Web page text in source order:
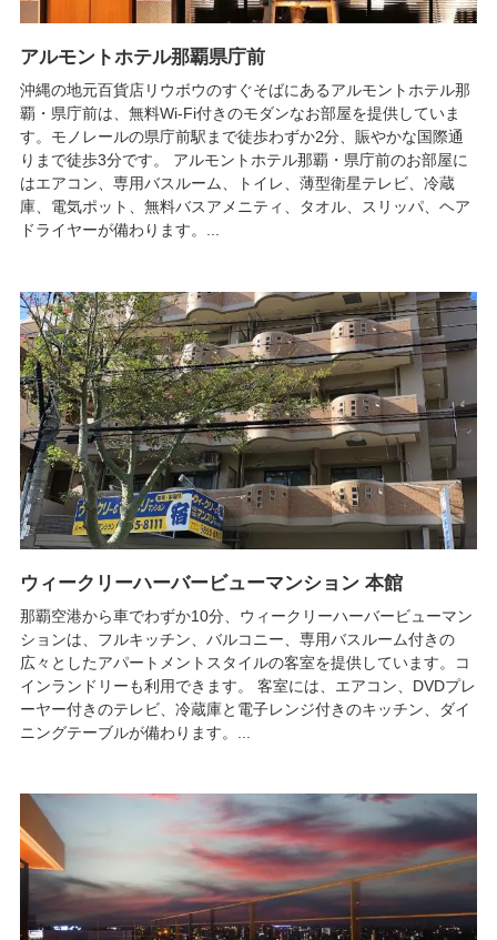
アルモントホテル那覇県庁前
沖縄の地元百貨店リウボウのすぐそばにあるアルモントホテル那
覇・県庁前は、無料Wi-Fi付きのモダンなお部屋を提供していま
す。モノレールの県庁前駅まで徒歩わずか2分、賑やかな国際通
りまで徒歩3分です。 アルモントホテル那覇・県庁前のお部屋に
はエアコン、専用バスルーム、トイレ、薄型衛星テレビ、冷蔵
庫、電気ポット、無料バスアメニティ、タオル、スリッパ、ヘア
ドライヤーが備わります。...
ウィークリーハーバービューマンション 本館
那覇空港から車でわずか10分、ウィークリーハーバービューマン
ションは、フルキッチン、バルコニー、専用バスルーム付きの
広々としたアパートメントスタイルの客室を提供しています。コ
インランドリーも利用できます。 客室には、エアコン、DVDプレ
ーヤー付きのテレビ、冷蔵庫と電子レンジ付きのキッチン、ダイ
ニングテーブルが備わります。...